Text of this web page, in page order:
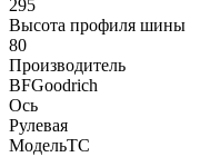
295
Высота профиля шины
80
Производитель
BFGoodrich
Ось
Рулевая
МодельТС